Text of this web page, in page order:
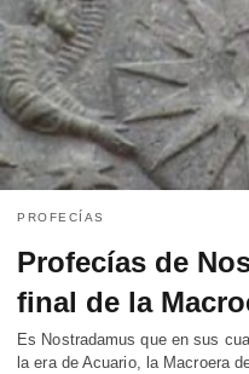
PROFECÍAS
Profecías de
final de la
Es Nostradamus que en sus
la era de Acuario, la Macroera